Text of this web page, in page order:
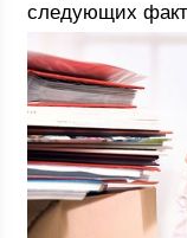
следующих